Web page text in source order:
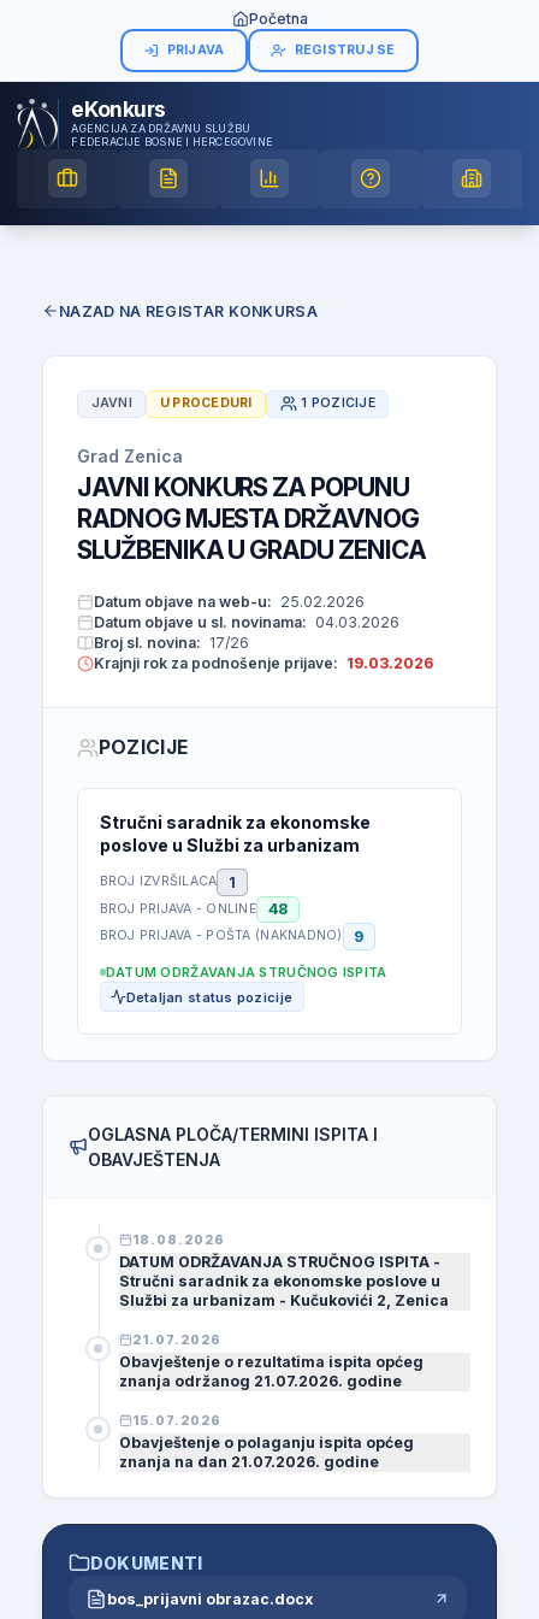
Početna
PRIJAVA REGISTRUJ SE
eKonkurs
AGENCIJA ZA DRŽAVNU SLUŽBU
FEDERACIJE BOSNE I HERCEGOVINE
NAZAD NA REGISTAR KONKURSA
JAVNI U PROCEDURI 1 POZICIJE
Grad Zenica
JAVNI KONKURS ZA POPUNU
RADNOG MJESTA DRŽAVNOG
SLUŽBENIKA U GRADU ZENICA
Datum objave na web-u: 25.02.2026
Datum objave u sl. novinama: 04.03.2026
Broj sl. novina: 17/26
Krajnji rok za podnošenje prijave: 19.03.2026
POZICIJE
Stručni saradnik za ekonomske
poslove u Službi za urbanizam
BROJ IZVRŠILACA 1
BROJ PRIJAVA - ONLINE 48
BROJ PRIJAVA - POŠTA (NAKNADNO) 9
DATUM ODRŽAVANJA STRUČNOG ISPITA
Detaljan status pozicije
OGLASNA PLOČA/TERMINI ISPITA I
OBAVJEŠTENJA
18.08.2026
DATUM ODRŽAVANJA STRUČNOG ISPITA -
Stručni saradnik za ekonomske poslove u
Službi za urbanizam - Kučukovići 2, Zenica
21.07.2026
Obavještenje o rezultatima ispita općeg
znanja održanog 21.07.2026. godine
15.07.2026
Obavještenje o polaganju ispita općeg
znanja na dan 21.07.2026. godine
DOKUMENTI
bos_prijavni obrazac.docx